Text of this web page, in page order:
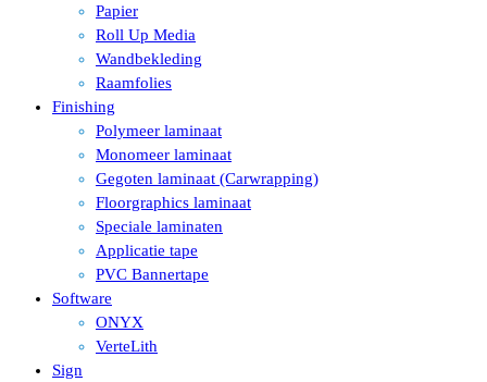
Papier
Roll Up Media
Wandbekleding
Raamfolies
Finishing
Polymeer laminaat
Monomeer laminaat
Gegoten laminaat (Carwrapping)
Floorgraphics laminaat
Speciale laminaten
Applicatie tape
PVC Bannertape
Software
ONYX
VerteLith
Sign